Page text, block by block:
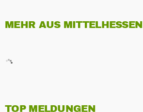
MEHR AUS MITTELHESSEN
TOP MELDUNGEN